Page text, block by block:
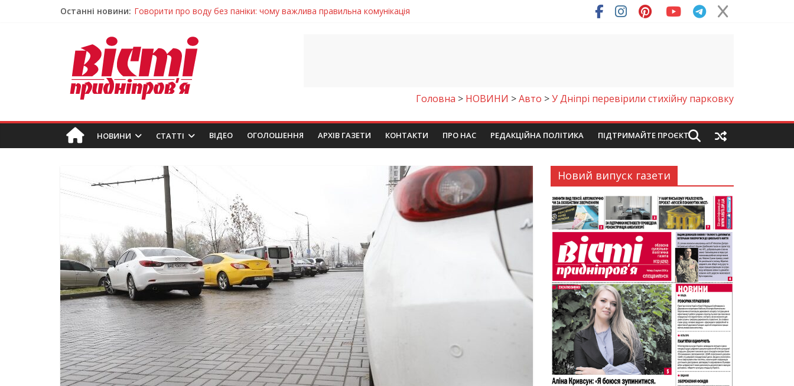
Останні новини: Лікар – на екрані: Як працюють телемедичні центри на Дніпропетровщині
Пошуки тривають: на Дніпропетровщині досліджують місце розташування легендарного монастиря (Фото)
Ветерани Дніпропетровщини отримують шанс на власне житло
Говорити про воду без паніки: чому важлива правильна комунікація
Головна > НОВИНИ >Авто >У Дніпрі перевірили стихійну парковку
НОВИНИ СТАТТІ ВIДЕО ОГОЛОШЕННЯ АРХІВ ГАЗЕТИ КОНТАКТИ ПРО НАС РЕДАКЦІЙНА ПОЛІТИКА ПІДТРИМАЙТЕ ПРОЄКТ
Новий випуск газети